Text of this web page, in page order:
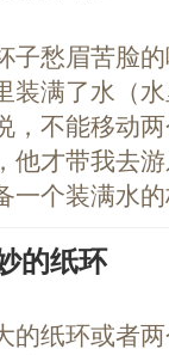
子愁眉苦脸
装满了水（
，不能移动
他才带我去
一个装满水
的纸环
的纸环或者